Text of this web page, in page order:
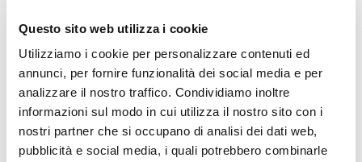
Questo sito web utilizza i cookie
Utilizziamo i cookie per personalizzare contenuti ed
annunci, per fornire funzionalità dei social media e per
analizzare il nostro traffico. Condividiamo inoltre
informazioni sul modo in cui utilizza il nostro sito con i
nostri partner che si occupano di analisi dei dati web,
pubblicità e social media, i quali potrebbero combinarle
08/03/2004
Da Averroè a Meister Eckhart
Filosofia araba e speculazione mistica tedesca